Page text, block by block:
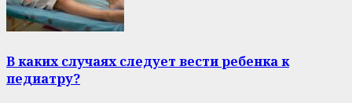
В каких случаях следует вести ребенка к
педиатру?